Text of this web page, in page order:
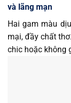
và lãng mạn
Hai gam màu
mại, đầy chất
chic hoặc không